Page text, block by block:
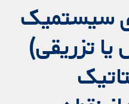
سیستمیک
تزریقی)